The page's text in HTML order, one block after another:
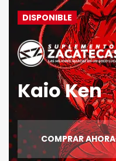
DISPONIBLE
Kaio Ken
COMPRAR AHORA